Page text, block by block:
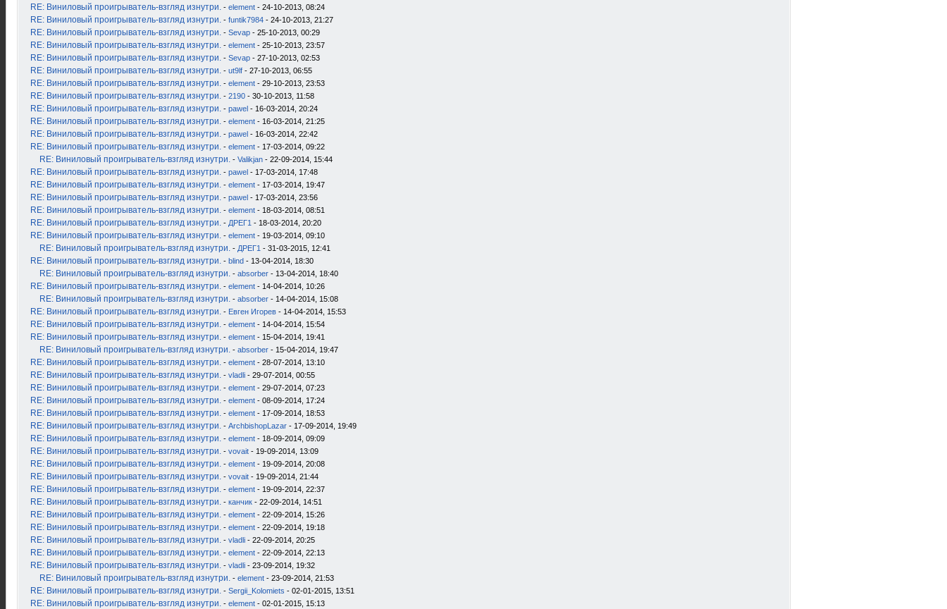
RE: Виниловый проигрыватель-взгляд изнутри. - element - 24-10-2013, 08:24
RE: Виниловый проигрыватель-взгляд изнутри. - funtik7984 - 24-10-2013, 21:27
RE: Виниловый проигрыватель-взгляд изнутри. - Sevap - 25-10-2013, 00:29
RE: Виниловый проигрыватель-взгляд изнутри. - element - 25-10-2013, 23:57
RE: Виниловый проигрыватель-взгляд изнутри. - Sevap - 27-10-2013, 02:53
RE: Виниловый проигрыватель-взгляд изнутри. - ut9lf - 27-10-2013, 06:55
RE: Виниловый проигрыватель-взгляд изнутри. - element - 29-10-2013, 23:53
RE: Виниловый проигрыватель-взгляд изнутри. - 2190 - 30-10-2013, 11:58
RE: Виниловый проигрыватель-взгляд изнутри. - pawel - 16-03-2014, 20:24
RE: Виниловый проигрыватель-взгляд изнутри. - element - 16-03-2014, 21:25
RE: Виниловый проигрыватель-взгляд изнутри. - pawel - 16-03-2014, 22:42
RE: Виниловый проигрыватель-взгляд изнутри. - element - 17-03-2014, 09:22
RE: Виниловый проигрыватель-взгляд изнутри. - Valikjan - 22-09-2014, 15:44
RE: Виниловый проигрыватель-взгляд изнутри. - pawel - 17-03-2014, 17:48
RE: Виниловый проигрыватель-взгляд изнутри. - element - 17-03-2014, 19:47
RE: Виниловый проигрыватель-взгляд изнутри. - pawel - 17-03-2014, 23:56
RE: Виниловый проигрыватель-взгляд изнутри. - element - 18-03-2014, 08:51
RE: Виниловый проигрыватель-взгляд изнутри. - ДРЕГ1 - 18-03-2014, 20:20
RE: Виниловый проигрыватель-взгляд изнутри. - element - 19-03-2014, 09:10
RE: Виниловый проигрыватель-взгляд изнутри. - ДРЕГ1 - 31-03-2015, 12:41
RE: Виниловый проигрыватель-взгляд изнутри. - blind - 13-04-2014, 18:30
RE: Виниловый проигрыватель-взгляд изнутри. - absorber - 13-04-2014, 18:40
RE: Виниловый проигрыватель-взгляд изнутри. - element - 14-04-2014, 10:26
RE: Виниловый проигрыватель-взгляд изнутри. - absorber - 14-04-2014, 15:08
RE: Виниловый проигрыватель-взгляд изнутри. - Евген Игорев - 14-04-2014, 15:53
RE: Виниловый проигрыватель-взгляд изнутри. - element - 14-04-2014, 15:54
RE: Виниловый проигрыватель-взгляд изнутри. - element - 15-04-2014, 19:41
RE: Виниловый проигрыватель-взгляд изнутри. - absorber - 15-04-2014, 19:47
RE: Виниловый проигрыватель-взгляд изнутри. - element - 28-07-2014, 13:10
RE: Виниловый проигрыватель-взгляд изнутри. - vladli - 29-07-2014, 00:55
RE: Виниловый проигрыватель-взгляд изнутри. - element - 29-07-2014, 07:23
RE: Виниловый проигрыватель-взгляд изнутри. - element - 08-09-2014, 17:24
RE: Виниловый проигрыватель-взгляд изнутри. - element - 17-09-2014, 18:53
RE: Виниловый проигрыватель-взгляд изнутри. - ArchbishopLazar - 17-09-2014, 19:49
RE: Виниловый проигрыватель-взгляд изнутри. - element - 18-09-2014, 09:09
RE: Виниловый проигрыватель-взгляд изнутри. - vovait - 19-09-2014, 13:09
RE: Виниловый проигрыватель-взгляд изнутри. - element - 19-09-2014, 20:08
RE: Виниловый проигрыватель-взгляд изнутри. - vovait - 19-09-2014, 21:44
RE: Виниловый проигрыватель-взгляд изнутри. - element - 19-09-2014, 22:37
RE: Виниловый проигрыватель-взгляд изнутри. - канчик - 22-09-2014, 14:51
RE: Виниловый проигрыватель-взгляд изнутри. - element - 22-09-2014, 15:26
RE: Виниловый проигрыватель-взгляд изнутри. - element - 22-09-2014, 19:18
RE: Виниловый проигрыватель-взгляд изнутри. - vladli - 22-09-2014, 20:25
RE: Виниловый проигрыватель-взгляд изнутри. - element - 22-09-2014, 22:13
RE: Виниловый проигрыватель-взгляд изнутри. - vladli - 23-09-2014, 19:32
RE: Виниловый проигрыватель-взгляд изнутри. - element - 23-09-2014, 21:53
RE: Виниловый проигрыватель-взгляд изнутри. - Sergii_Kolomiets - 02-01-2015, 13:51
RE: Виниловый проигрыватель-взгляд изнутри. - element - 02-01-2015, 15:13